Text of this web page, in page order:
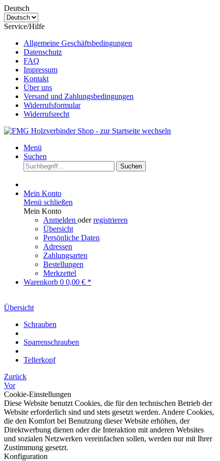
Deutsch
Service/Hilfe
Allgemeine Geschäftsbedingungen
Datenschutz
FAQ
Impressum
Kontakt
Über uns
Versand und Zahlungsbedingungen
Widerrufsformular
Widerrufsrecht
Menü
Suchen
Suchen
Mein Konto
Menü schließen
Mein Konto
Anmelden oderregistrieren
Übersicht
Persönliche Daten
Adressen
Zahlungsarten
Bestellungen
Merkzettel
Warenkorb 0 0,00 € *
Übersicht
Schrauben
Sparrenschrauben
Tellerkopf
Zurück
Vor
Cookie-Einstellungen
Diese Website benutzt Cookies, die für den technischen Betrieb der
Website erforderlich sind und stets gesetzt werden. Andere Cookies,
die den Komfort bei Benutzung dieser Website erhöhen, der
Direktwerbung dienen oder die Interaktion mit anderen Websites
und sozialen Netzwerken vereinfachen sollen, werden nur mit Ihrer
Zustimmung gesetzt.
Konfiguration